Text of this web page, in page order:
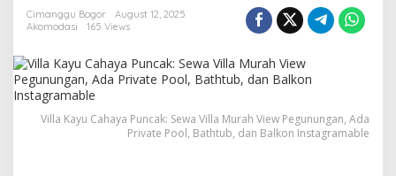
Ada
Private
Bathtub,
dan
Cimanggu Bogor
August 12, 2025
Akomodasi
165 Views
Villa Kayu Cahaya Puncak: Sewa Villa Murah View Pegunungan, Ada
Private Pool, Bathtub, dan Balkon Instagramable